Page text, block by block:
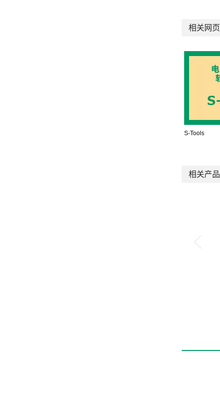
相关网页
S-Tools
相关产品